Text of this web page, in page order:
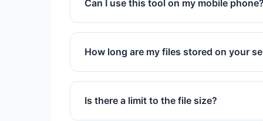
Can I use this tool on my mobile phone?
Yes, it works perfectly on all mobile
How long are my files stored on your
We store files for exactly 60 minutes
are permanently deleted.
Is there a limit to the file size?